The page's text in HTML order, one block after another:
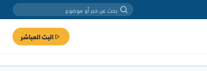
البث المباشر